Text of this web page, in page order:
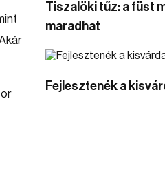
Tiszalöki tűz: a füst
maradhat
Fejlesztenék a